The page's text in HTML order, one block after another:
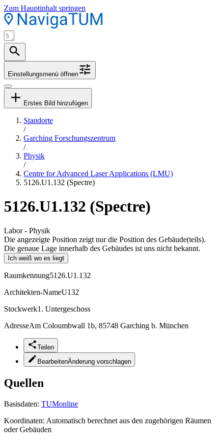
Zum Hauptinhalt springen
Einstellungsmenü öffnen
Erstes Bild hinzufügen
Standorte
/
Garching Forschungszentrum
/
Physik
/
Centre for Advanced Laser Applications (LMU)
5126.U1.132 (Spectre)
5126.U1.132 (Spectre)
Labor - Physik
Die angezeigte Position zeigt nur die Position des Gebäude(teils).
Die genaue Lage innerhalb des Gebäudes ist uns nicht bekannt.
Ich weiß wo es liegt
Raumkennung5126.U1.132
Architekten-NameU132
Stockwerk1. Untergeschoss
AdresseAm Coloumbwall 1b, 85748 Garching b. München
Teilen
BearbeitenÄnderung vorschlagen
Quellen
Basisdaten: TUMonline
Koordinaten: Automatisch berechnet aus den zugehörigen Räumen
oder Gebäuden